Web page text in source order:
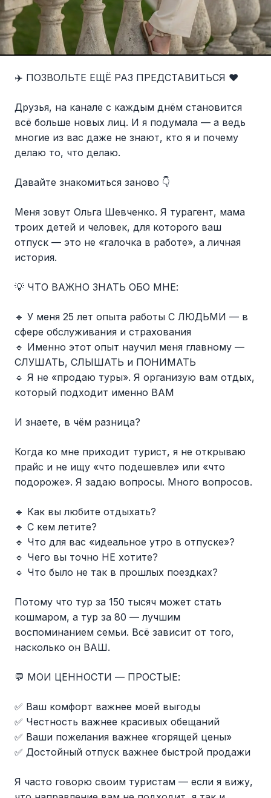
✈️ ПОЗВОЛЬТЕ ЕЩЁ РАЗ ПРЕДСТАВИТЬСЯ ❤️
Друзья, на канале с каждым днём становится
всё больше новых лиц. И я подумала — а ведь
многие из вас даже не знают, кто я и почему
делаю то, что делаю.
Давайте знакомиться заново 👇
Меня зовут Ольга Шевченко. Я турагент, мама
троих детей и человек, для которого ваш
отпуск — это не «галочка в работе», а личная
история.
💡 ЧТО ВАЖНО ЗНАТЬ ОБО МНЕ:
🔹 У меня 25 лет опыта работы С ЛЮДЬМИ — в
сфере обслуживания и страхования
🔹 Именно этот опыт научил меня главному —
СЛУШАТЬ, СЛЫШАТЬ и ПОНИМАТЬ
🔹 Я не «продаю туры». Я организую вам отдых,
который подходит именно ВАМ
И знаете, в чём разница?
Когда ко мне приходит турист, я не открываю
прайс и не ищу «что подешевле» или «что
подороже». Я задаю вопросы. Много вопросов.
🔹 Как вы любите отдыхать?
🔹 С кем летите?
🔹 Что для вас «идеальное утро в отпуске»?
🔹 Чего вы точно НЕ хотите?
🔹 Что было не так в прошлых поездках?
Потому что тур за 150 тысяч может стать
кошмаром, а тур за 80 — лучшим
воспоминанием семьи. Всё зависит от того,
насколько он ВАШ.
💬 МОИ ЦЕННОСТИ — ПРОСТЫЕ:
✅ Ваш комфорт важнее моей выгоды
✅ Честность важнее красивых обещаний
✅ Ваши пожелания важнее «горящей цены»
✅ Достойный отпуск важнее быстрой продажи
Я часто говорю своим туристам — если я вижу,